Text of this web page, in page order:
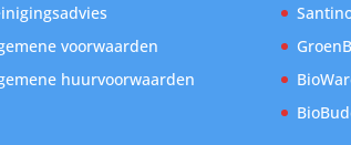
voorwaarden
huurvoorwaarden